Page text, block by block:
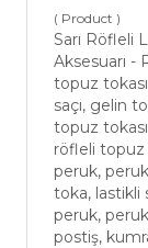
( Product )
Sarı Röfleli
Aksesuarı -
topuz
saçı, gelin
topuz
röfleli topuz
peruk,
toka, lastikli
peruk,
postiş,